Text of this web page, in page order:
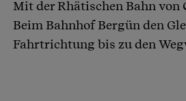
Mit der Rhätischen Bahn von
Beim Bahnhof Bergün den
Fahrtrichtung bis zu den